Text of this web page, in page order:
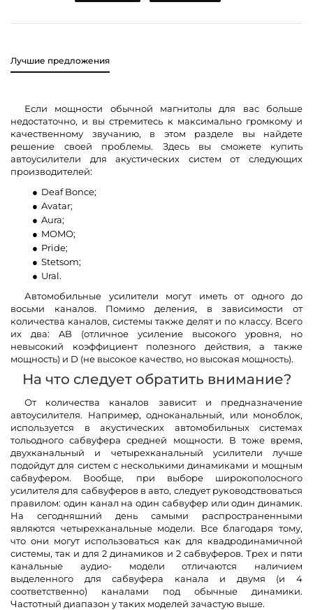
Лучшие предложения
Если мощности обычной магнитолы для вас больше
недостаточно, и вы стремитесь к максимально громкому и
качественному звучанию, в этом разделе вы найдете
решение своей проблемы. Здесь вы сможете купить
автоусилители для акустических систем от следующих
производителей:
Deaf Bonce;
Avatar;
Aura;
MOMO;
Pride;
Stetsom;
Ural.
Автомобильные усилители могут иметь от одного до
восьми каналов. Помимо деления, в зависимости от
количества каналов, системы также делят и по классу. Всего
их два: AB (отличное усиление высокого уровня, но
невысокий коэффициент полезного действия, а также
мощность) и D (не высокое качество, но высокая мощность).
На что следует обратить внимание?
От количества каналов зависит и предназначение
автоусилителя. Например, одноканальный, или моноблок,
используется в акустических автомобильных системах
тольодного сабвуфера средней мощности. В тоже время,
двухканальный и четырехканальный усилители лучше
подойдут для систем с несколькими динамиками и мощным
сабвуфером. Вообще, при выборе широкополосного
усилителя для сабвуферов в авто, следует руководствоваться
правилом: один канал на один сабвуфер или один динамик.
На сегодняшний день самыми распространенными
являются четырехканальные модели. Все благодаря тому,
что они могут использоваться как для квадродинамичной
системы, так и для 2 динамиков и 2 сабвуферов. Трех и пяти
канальные аудио- модели отличаются наличием
выделенного для сабвуфера канала и двумя (и 4
соответственно) каналами под обычные динамики.
Частотный диапазон у таких моделей зачастую выше.